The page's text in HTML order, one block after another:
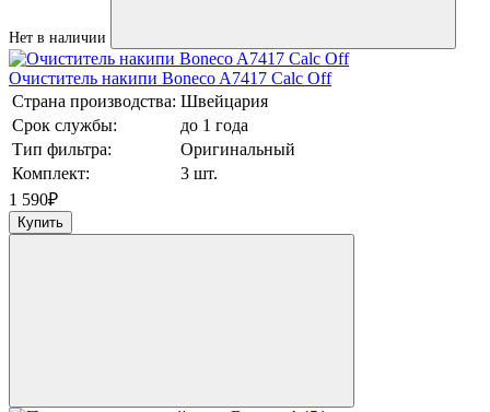
Нет в наличии
Очиститель накипи Boneco A7417 Calc Off
Страна производства: Швейцария
Срок службы:
до 1 года
Тип фильтра:
Оригинальный
Комплект:
3 шт.
1 590₽
Купить